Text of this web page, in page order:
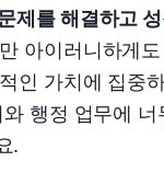
제를 해결하고 성
아이러니하게
인 가치에 집중
행정 업무에 너
.